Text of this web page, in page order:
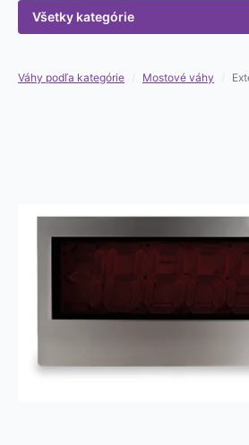
Všetky kategórie
Váhy podľa kategórie Mostové váhy